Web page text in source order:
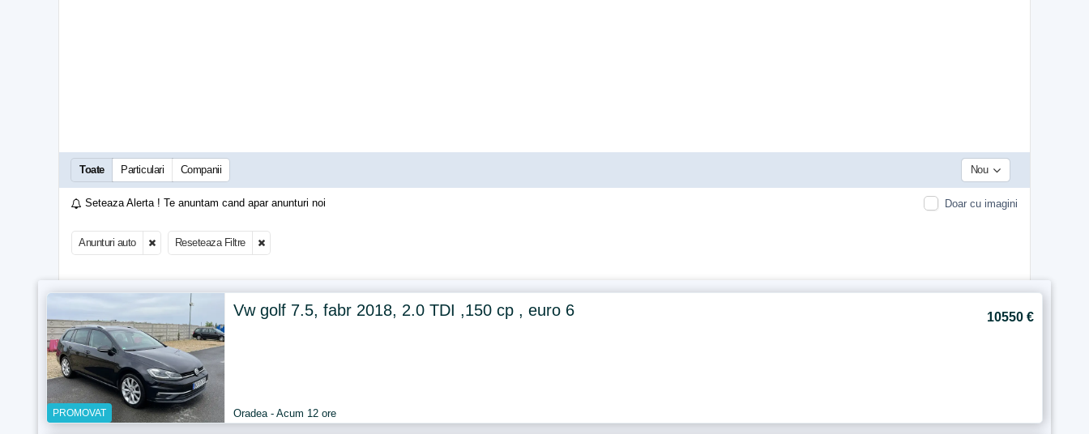
Toate Particulari Companii Nou
Seteaza Alerta ! Te anuntam cand apar anunturi noi Doar cu imagini
Anunturi auto Reseteaza Filtre
PROMOVAT
Vw golf 7.5, fabr 2018, 2.0 TDI ,150 cp , euro 6 10550 €
Oradea - Acum 12 ore